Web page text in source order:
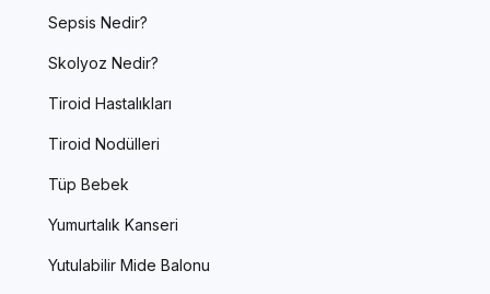
Sepsis Nedir?
Skolyoz Nedir?
Tiroid Hastalıkları
Tiroid Nodülleri
Tüp Bebek
Yumurtalık Kanseri
Yutulabilir Mide Balonu